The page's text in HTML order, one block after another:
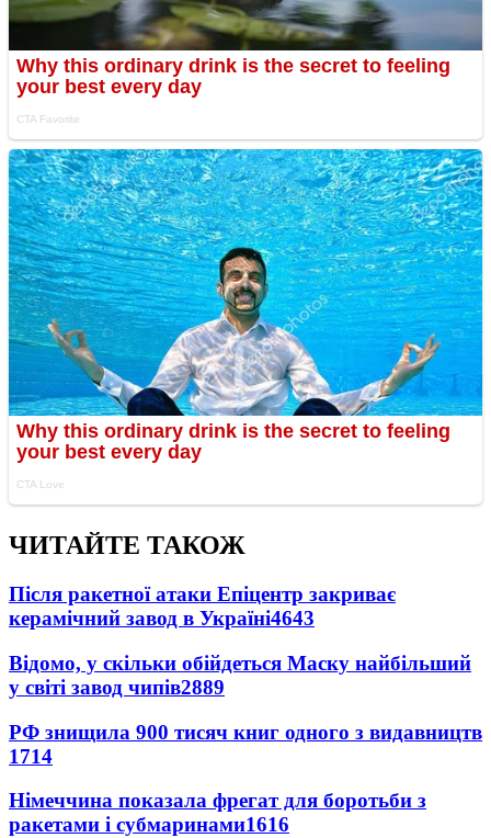
ЧИТАЙТЕ ТАКОЖ
Після ракетної атаки Епіцентр закриває
керамічний завод в Україні4643
Відомо, у скільки обійдеться Маску найбільший
у світі завод чипів2889
РФ знищила 900 тисяч книг одного з видавництв
1714
Німеччина показала фрегат для боротьби з
ракетами і субмаринами1616